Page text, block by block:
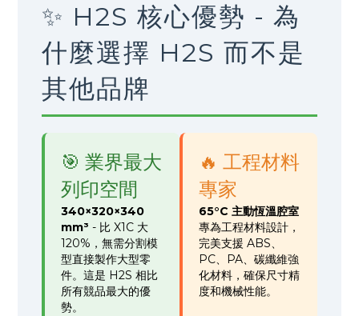
✨ H2S 核心優勢 - 為
什麼選擇 H2S 而不是
其他品牌
🎯 業界最大
列印空間
340×320×340
mm³ - 比 X1C 大
120%，無需分割模
型直接製作大型零
件。這是 H2S 相比
所有競品最大的優
勢。
🔥 工程材料
專家
65°C 主動恆溫腔室
專為工程材料設計，
完美支援 ABS、
PC、PA、碳纖維強
化材料，確保尺寸精
度和機械性能。